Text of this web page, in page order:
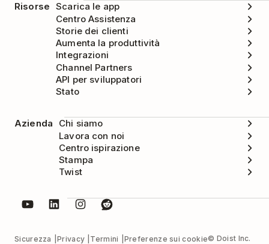
Risorse Scarica le app
Centro Assistenza
Storie dei clienti
Aumenta la produttività
Integrazioni
Channel Partners
API per sviluppatori
Stato
Azienda
Chi siamo
Lavora con noi
Centro ispirazione
Stampa
Twist
Sicurezza Privacy Termini Preferenze sui cookie© Doist Inc.